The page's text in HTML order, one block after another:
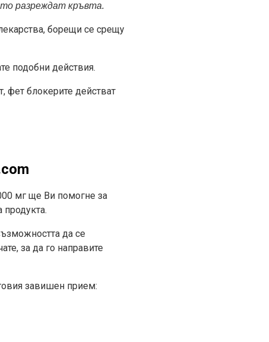
разреждат кръвта.
борещи се срещу
подобни действия.
фет блокерите действат
мг ще Ви помогне за
продукта.
да се
за да го направите
завишен прием: